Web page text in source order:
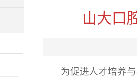
山大口
为促进人才培养